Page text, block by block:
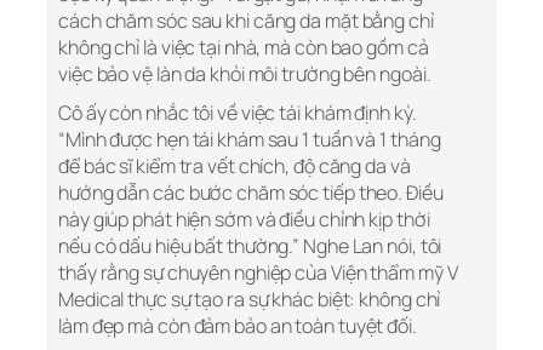
cách chăm sóc sau khi căng da mặt bằng chỉ
không chỉ là việc tại nhà, mà còn bao gồm cả
việc bảo vệ làn da khỏi môi trường bên ngoài.
Cô ấy còn nhắc tôi về việc tái khám định kỳ.
“Mình được hẹn tái khám sau 1 tuần và 1 tháng
để bác sĩ kiểm tra vết chích, độ căng da và
hướng dẫn các bước chăm sóc tiếp theo. Điều
này giúp phát hiện sớm và điều chỉnh kịp thời
nếu có dấu hiệu bất thường.” Nghe Lan nói, tôi
thấy rằng sự chuyên nghiệp của Viện thẩm mỹ V
Medical thực sự tạo ra sự khác biệt: không chỉ
làm đẹp mà còn đảm bảo an toàn tuyệt đối.